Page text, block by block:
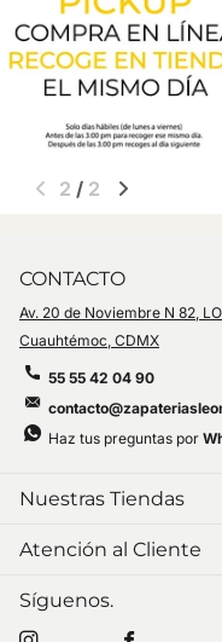
1 / 2
Nuestras Tiendas
Atención al Cliente
CONTACTO
Av. 20 de Noviembre N 82,
Cuauhtémoc, CDMX
55 55 42 04 90
Haz tus preguntas por
Síguenos.